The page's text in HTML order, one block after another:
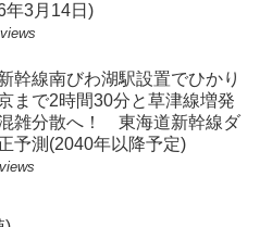
年3月14日)
幹線南びわ湖駅設置でひかり
まで2時間30分と草津線増発
雑分散へ！ 東海道新幹線ダ
予測(2040年以降予定)